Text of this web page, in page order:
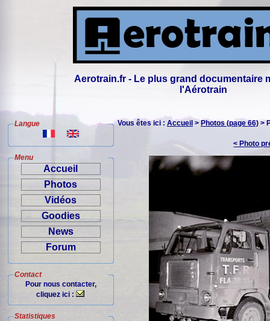
Aerotrain.fr - Le plus grand documentaire
l'Aérotrain
Langue
Menu
Accueil
Photos
Vidéos
Goodies
News
Forum
Contact
Pour nous contacter,
cliquez ici :
Statistiques
Vous êtes ici : Accueil > Photos (page 66) >
< Photo